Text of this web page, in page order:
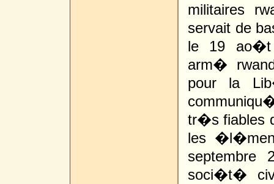
militaires
servait de
le 19 ao�t
arm�
pour la
tr�s fiables
les
septembre
soci�t�